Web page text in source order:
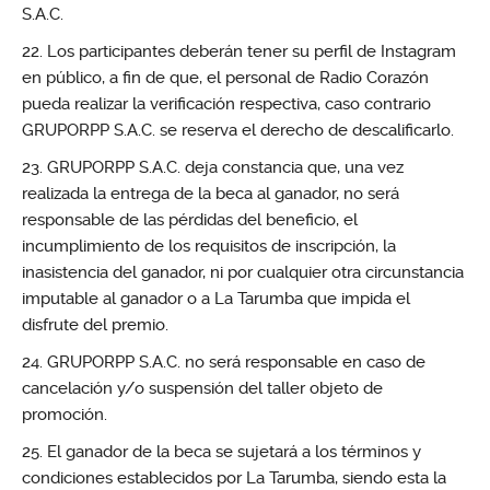
S.A.C.
Los participantes deberán tener su perfil de Instagram
en público, a fin de que, el personal de Radio Corazón
pueda realizar la verificación respectiva, caso contrario
GRUPORPP S.A.C. se reserva el derecho de descalificarlo.
GRUPORPP S.A.C. deja constancia que, una vez
realizada la entrega de la beca al ganador, no será
responsable de las pérdidas del beneficio, el
incumplimiento de los requisitos de inscripción, la
inasistencia del ganador, ni por cualquier otra circunstancia
imputable al ganador o a La Tarumba que impida el
disfrute del premio.
GRUPORPP S.A.C. no será responsable en caso de
cancelación y/o suspensión del taller objeto de
promoción.
El ganador de la beca se sujetará a los términos y
condiciones establecidos por La Tarumba, siendo esta la